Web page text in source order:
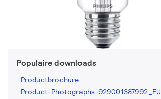
Populaire downloads
Productbrochure
Product-Photographs-929001387992_EU